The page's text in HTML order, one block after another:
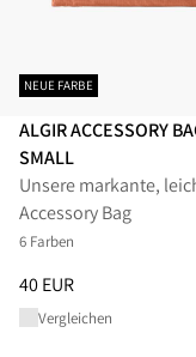
NEUE FARBE
ALGIR ACCESSORY
SMALL
Unsere markante,
Accessory Bag
6 Farben
Preis:40 EUR,
40 EUR
Vergleichen